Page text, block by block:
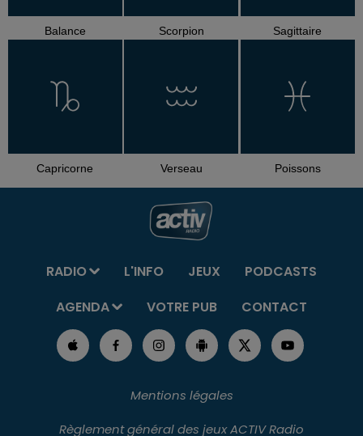
Balance Scorpion Sagittaire
Capricorne Verseau Poissons
RADIO L'INFO JEUX
PODCASTS
AGENDA
VOTRE PUB CONTACT
Mentions légales
Règlement général des jeux ACTIV Radio